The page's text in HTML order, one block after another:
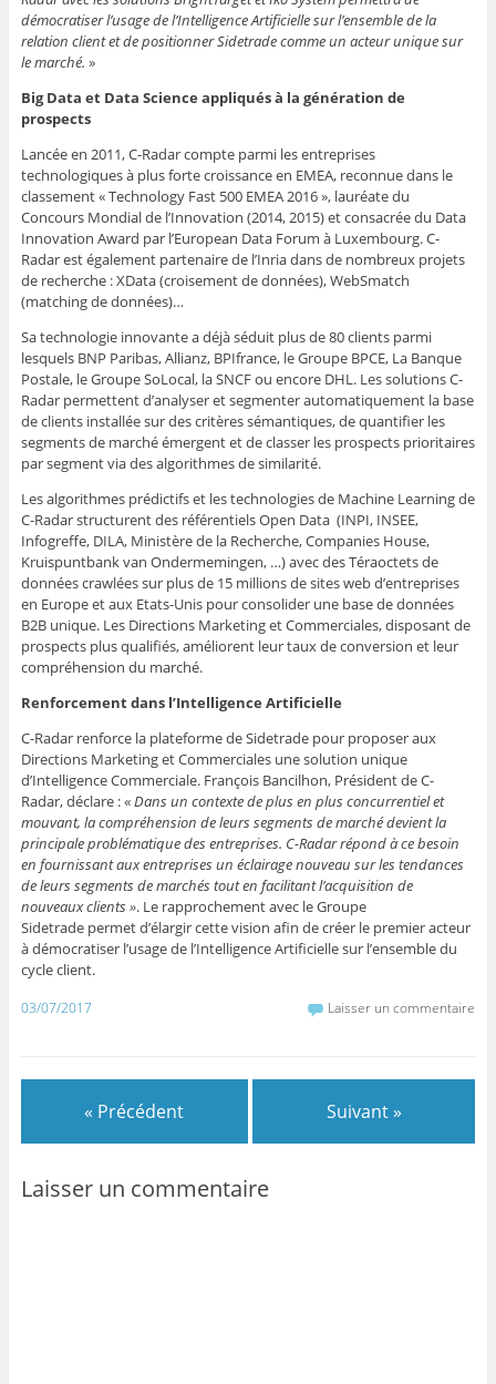
démocratiser l’usage de l’Intelligence Artificielle sur l’ensemble de la
relation client et de positionner Sidetrade comme un acteur unique sur
le marché. »
Big Data et Data Science appliqués à la génération de
prospects
Lancée en 2011, C-Radar compte parmi les entreprises
technologiques à plus forte croissance en EMEA, reconnue dans le
classement « Technology Fast 500 EMEA 2016 », lauréate du
Concours Mondial de l’Innovation (2014, 2015) et consacrée du Data
Innovation Award par l’European Data Forum à Luxembourg. C-
Radar est également partenaire de l’Inria dans de nombreux projets
de recherche : XData (croisement de données), WebSmatch
(matching de données)…
Sa technologie innovante a déjà séduit plus de 80 clients parmi
lesquels BNP Paribas, Allianz, BPIfrance, le Groupe BPCE, La Banque
Postale, le Groupe SoLocal, la SNCF ou encore DHL. Les solutions C-
Radar permettent d’analyser et segmenter automatiquement la base
de clients installée sur des critères sémantiques, de quantifier les
segments de marché émergent et de classer les prospects prioritaires
par segment via des algorithmes de similarité.
Les algorithmes prédictifs et les technologies de Machine Learning de
C-Radar structurent des référentiels Open Data (INPI, INSEE,
Infogreffe, DILA, Ministère de la Recherche, Companies House,
Kruispuntbank van Ondermemingen, …) avec des Téraoctets de
données crawlées sur plus de 15 millions de sites web d’entreprises
en Europe et aux Etats-Unis pour consolider une base de données
B2B unique. Les Directions Marketing et Commerciales, disposant de
prospects plus qualifiés, améliorent leur taux de conversion et leur
compréhension du marché.
Renforcement dans l’Intelligence Artificielle
C-Radar renforce la plateforme de Sidetrade pour proposer aux
Directions Marketing et Commerciales une solution unique
d’Intelligence Commerciale. François Bancilhon, Président de C-
Radar, déclare : «Dans un contexte de plus en plus concurrentiel et
mouvant, la compréhension de leurs segments de marché devient la
principale problématique des entreprises. C-Radar répond à ce besoin
en fournissant aux entreprises un éclairage nouveau sur les tendances
de leurs segments de marchés tout en facilitant l’acquisition de
nouveaux clients ». Le rapprochement avec le Groupe
Sidetrade permet d’élargir cette vision afin de créer le premier acteur
à démocratiser l’usage de l’Intelligence Artificielle sur l’ensemble du
cycle client.
03/07/2017 Laisser un commentaire
« Précédent Suivant »
Laisser un commentaire